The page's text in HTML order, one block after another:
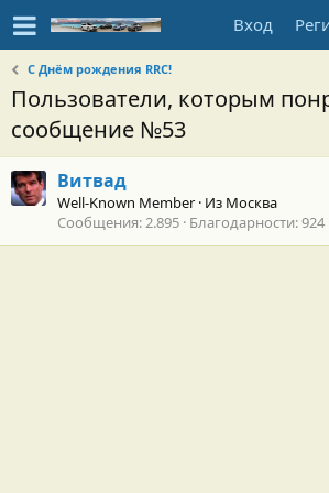
Вход
С Днём рождения RRC!
Пользователи, которым
сообщение №53
Витвад
Well-Known Member · Из Москва
Сообщения 2.895 Благодарности 924